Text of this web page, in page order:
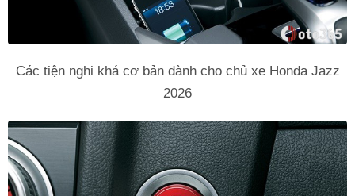
Các tiện nghi khá cơ bản dành cho chủ xe Honda Jazz
2026